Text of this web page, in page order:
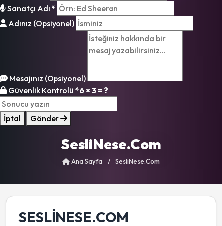
Sanatçı Adı *
Adınız (Opsiyonel)
Mesajınız (Opsiyonel)
Güvenlik Kontrolü *6 × 3 = ?
İptal Gönder
SesliNese.Com
Ana Sayfa / SesliNese.Com
SESLINESE.COM